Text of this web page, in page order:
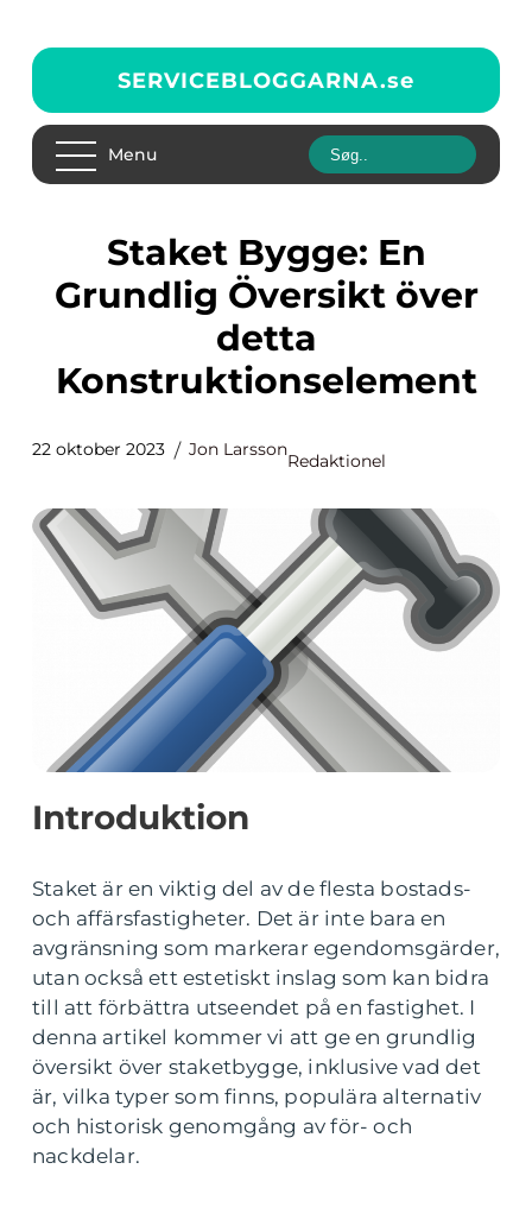
SERVICEBLOGGARNA.se
Menu
Staket Bygge: En
Grundlig Översikt över
detta
Konstruktionselement
22 oktober 2023 Jon Larsson
Redaktionel
Introduktion
Staket är en viktig del av de flesta bostads-
och affärsfastigheter. Det är inte bara en
avgränsning som markerar egendomsgärder,
utan också ett estetiskt inslag som kan bidra
till att förbättra utseendet på en fastighet. I
denna artikel kommer vi att ge en grundlig
översikt över staketbygge, inklusive vad det
är, vilka typer som finns, populära alternativ
och historisk genomgång av för- och
nackdelar.